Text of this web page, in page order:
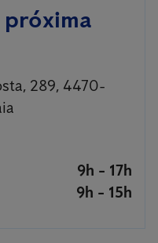
próxima
289, 4470-
9h - 17h
9h - 15h